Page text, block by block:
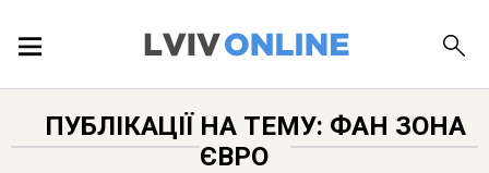
ПУБЛІКАЦІЇ НА ТЕМУ: ФАН ЗОНА
ЄВРО